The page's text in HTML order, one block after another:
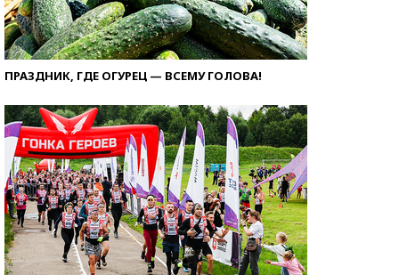
ПРАЗДНИК, ГДЕ ОГУРЕЦ — ВСЕМУ ГОЛОВА!